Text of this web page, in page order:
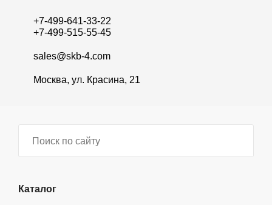
+7-499-641-33-22
+7-499-515-55-45
sales@skb-4.com
Москва, ул. Красина, 21
Каталог